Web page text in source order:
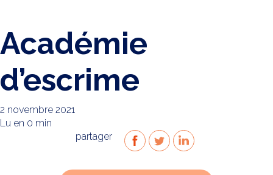
Académie
d’escrime
2 novembre 2021
Lu en 0 min
partager